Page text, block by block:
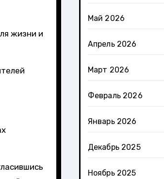
жизни и
Май 2026
Апрель 2026
Март 2026
Февраль 2026
Январь 2026
Декабрь 2025
Ноябрь 2025